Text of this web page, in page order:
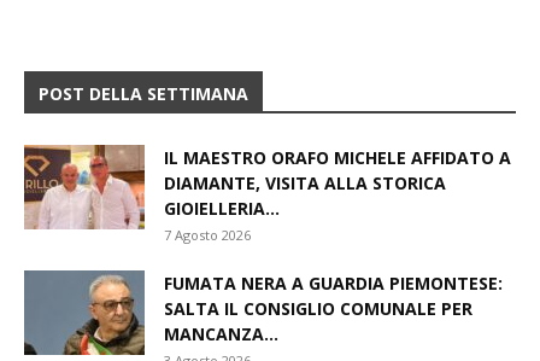
POST DELLA SETTIMANA
IL MAESTRO ORAFO MICHELE AFFIDATO A
DIAMANTE, VISITA ALLA STORICA
GIOIELLERIA...
7 Agosto 2026
FUMATA NERA A GUARDIA PIEMONTESE:
SALTA IL CONSIGLIO COMUNALE PER
MANCANZA...